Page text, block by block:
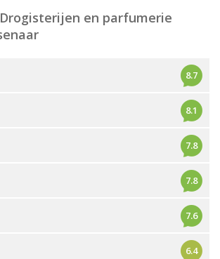
en parfumerie
8.7
8.1
7.8
7.8
7.6
6.4